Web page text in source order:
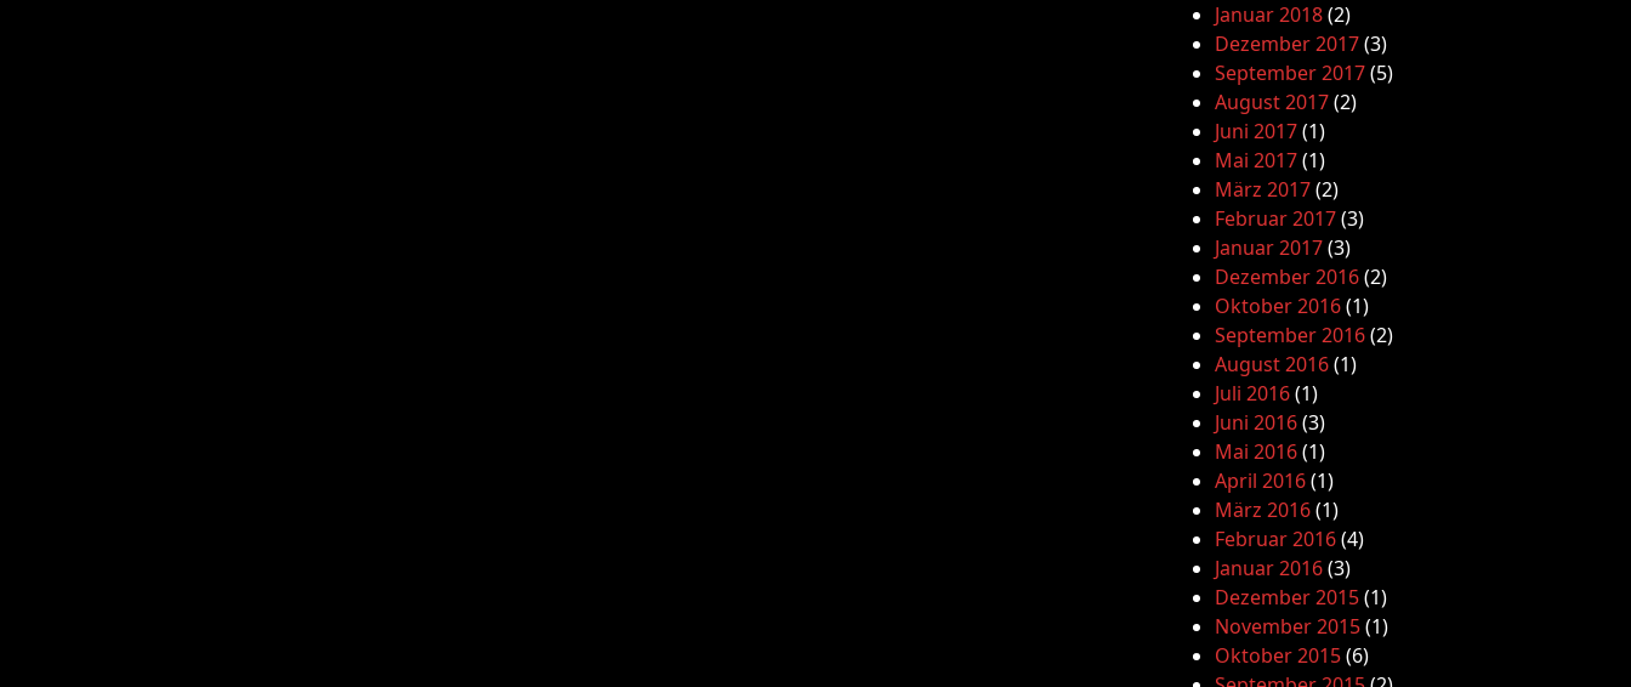
Januar 2018(2)
Dezember 2017(3)
September 2017(5)
August 2017(2)
Juni 2017(1)
Mai 2017(1)
März 2017(2)
Februar 2017(3)
Januar 2017(3)
Dezember 2016(2)
Oktober 2016(1)
September 2016(2)
August 2016(1)
Juli 2016(1)
Juni 2016(3)
Mai 2016(1)
April 2016(1)
März 2016(1)
Februar 2016(4)
Januar 2016(3)
Dezember 2015(1)
November 2015(1)
Oktober 2015(6)